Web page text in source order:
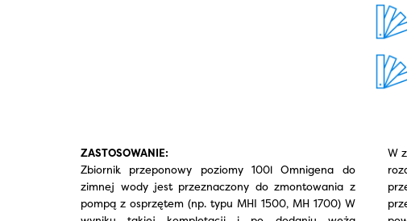
ZASTOSOWANIE:
Zbiornik przeponowy poziomy 100l Omnigena do
zimnej wody jest przeznaczony do zmontowania z
pompą z osprzętem (np. typu MHI 1500, MH 1700) W
W